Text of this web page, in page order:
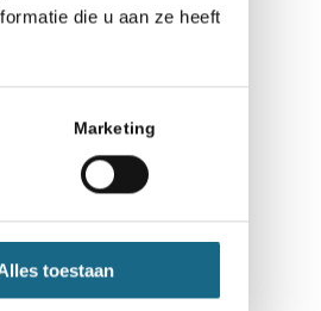
die u aan ze heeft
Marketing
toestaan